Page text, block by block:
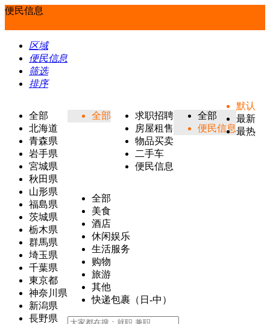
便民信息
区域
便民信息
筛选
排序
全部
北海道
青森県
岩手県
宮城県
秋田県
山形県
福島県
茨城県
栃木県
群馬県
埼玉県
千葉県
東京都
神奈川県
新潟県
長野県
全部
求职招聘
房屋租售
物品买卖
二手车
便民信息
全部
便民信息
全部
美食
酒店
休闲娱乐
生活服务
购物
旅游
其他
快递包裹（日-中）
默认
最新
最热